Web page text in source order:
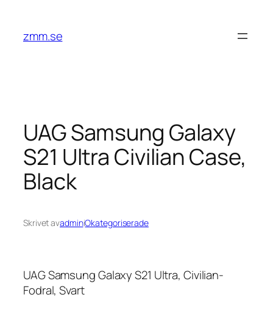
innehåll
zmm.se
UAG Samsung Galaxy
S21 Ultra Civilian Case,
Black
Skrivet avadminiOkategoriserade
UAG Samsung Galaxy S21 Ultra, Civilian-
Fodral, Svart